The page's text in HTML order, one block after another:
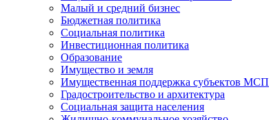
Малый и средний бизнес
Бюджетная политика
Социальная политика
Инвестиционная политика
Образование
Имущество и земля
Имущественная поддержка субъектов МСП
Градостроительство и архитектура
Социальная защита населения